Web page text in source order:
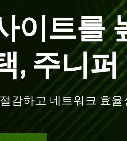
이트를
, 주니
감하고 네트워크 효율